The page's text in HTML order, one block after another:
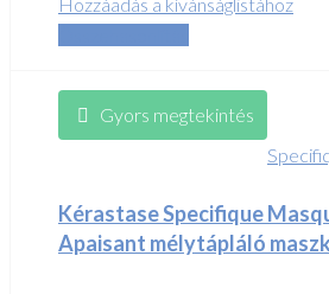
Gyors megtekintés
Kérastase Specifique
Apaisant mélytápláló